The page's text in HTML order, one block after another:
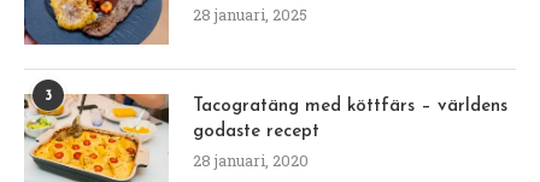
28 januari, 2025
3
Tacogratäng med köttfärs – världens
godaste recept
28 januari, 2020